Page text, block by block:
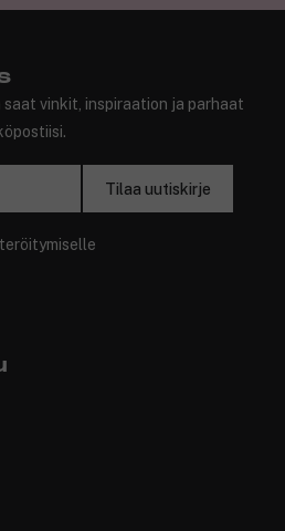
vinkit, inspiraation ja parhaat
Tilaa uutiskirje